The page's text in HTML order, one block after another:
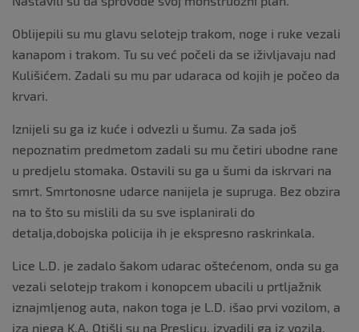
Oblijepili su mu glavu selotejp trakom, noge i ruke vezali
kanapom i trakom. Tu su već počeli da se iživljavaju nad
Kulišićem. Zadali su mu par udaraca od kojih je počeo da
krvari.
Iznijeli su ga iz kuće i odvezli u šumu. Za sada još
nepoznatim predmetom zadali su mu četiri ubodne rane
u predjelu stomaka. Ostavili su ga u šumi da iskrvari na
smrt. Smrtonosne udarce nanijela je supruga. Bez obzira
na to što su mislili da su sve isplanirali do
detalja,dobojska policija ih je ekspresno raskrinkala.
Lice L.D. je zadalo šakom udarac oštećenom, onda su ga
vezali selotejp trakom i konopcem ubacili u prtljažnik
iznajmljenog auta, nakon toga je L.D. išao prvi vozilom, a
iza njega K.A. Otišli su na Preslicu, izvadili ga iz vozila.